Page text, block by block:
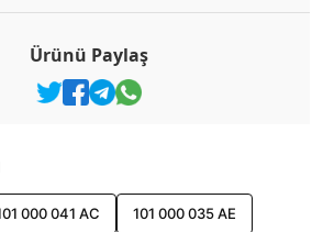
Ürünü Paylaş
000 041 AC 101 000 035 AE